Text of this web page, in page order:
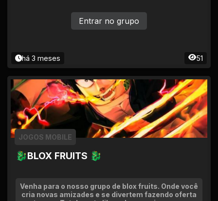
há 3 meses 51
Entrar no grupo
🐉BLOX FRUITS 🐉
JOGOS MOBILE
Venha para o nosso grupo de blox fruits. Onde você
cria novas amizades e se divertem fazendo oferta